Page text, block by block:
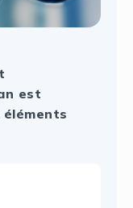
est
éléments